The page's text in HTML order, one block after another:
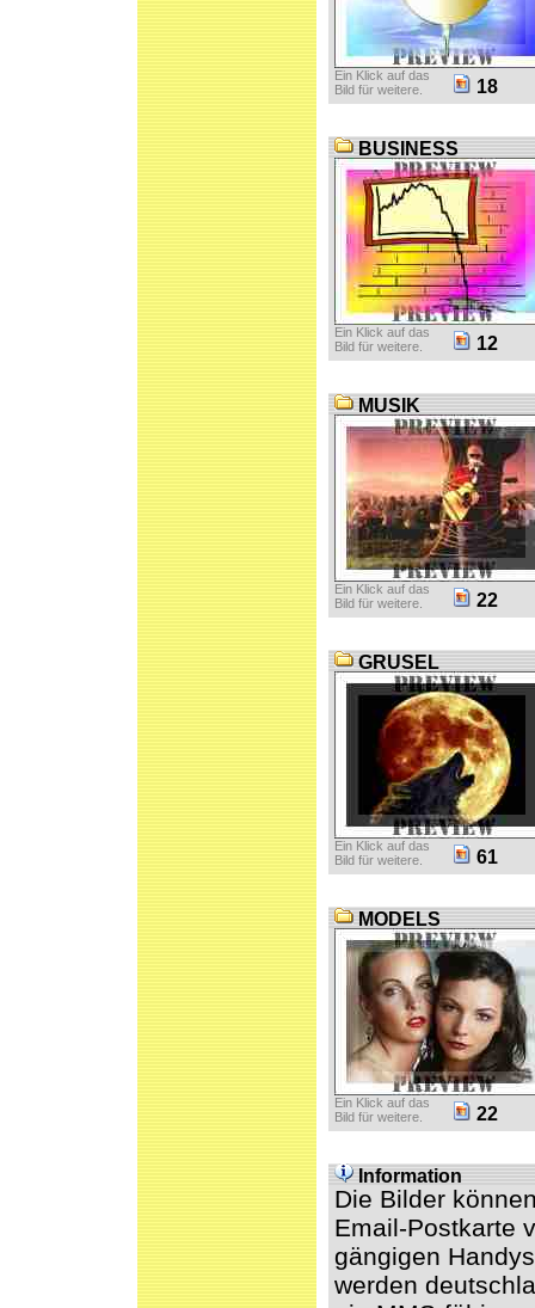
Ein Klick auf das
Bild für weitere.
18
BUSINESS
Ein Klick auf das
Bild für weitere.
12
MUSIK
Ein Klick auf das
Bild für weitere.
22
GRUSEL
Ein Klick auf das
Bild für weitere.
61
MODELS
Ein Klick auf das
Bild für weitere.
22
Information
Die Bilder
Email-Postkarte
gängigen
werden